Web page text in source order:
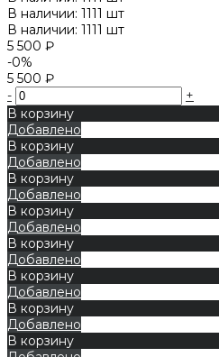
В наличии: 1111 шт
В наличии: 1111 шт
5 500 ₽
-0%
5 500 ₽
-
+
В корзину
Добавлено
В корзину
Добавлено
В корзину
Добавлено
В корзину
Добавлено
В корзину
Добавлено
В корзину
Добавлено
В корзину
Добавлено
В корзину